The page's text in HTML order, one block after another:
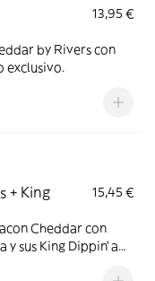
13,95 €
by Rivers con
exclusivo.
+ King
15,45 €
Cheddar con
sus King Dippin’ a